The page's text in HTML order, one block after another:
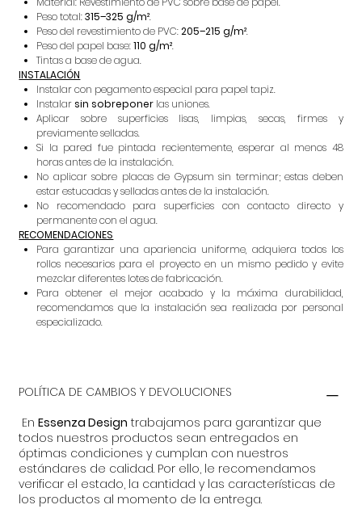
Peso total:315–325 g/m².
Peso del revestimiento de PVC:205–215 g/m².
Peso del papel base:110 g/m².
Tintas a base de agua.
INSTALACIÓN
Instalar con pegamento especial para papel tapiz.
Instalar sin sobreponer las uniones.
Aplicar sobre superficies lisas, limpias, secas, firmes y
previamente selladas.
Si la pared fue pintada recientemente, esperar al menos 48
horas antes de la instalación.
No aplicar sobre placas de Gypsum sin terminar; estas deben
estar estucadas y selladas antes de la instalación.
No recomendado para superficies con contacto directo y
permanente con el agua.
RECOMENDACIONES
Para garantizar una apariencia uniforme, adquiera todos los
rollos necesarios para el proyecto en un mismo pedido y evite
mezclar diferentes lotes de fabricación.
Para obtener el mejor acabado y la máxima durabilidad,
recomendamos que la instalación sea realizada por personal
especializado.
POLÍTICA DE CAMBIOS Y DEVOLUCIONES
EnEssenza Design trabajamos para garantizar que
todos nuestros productos sean entregados en
óptimas condiciones y cumplan con nuestros
estándares de calidad. Por ello, le recomendamos
verificar el estado, la cantidad y las características de
los productos al momento de la entrega.